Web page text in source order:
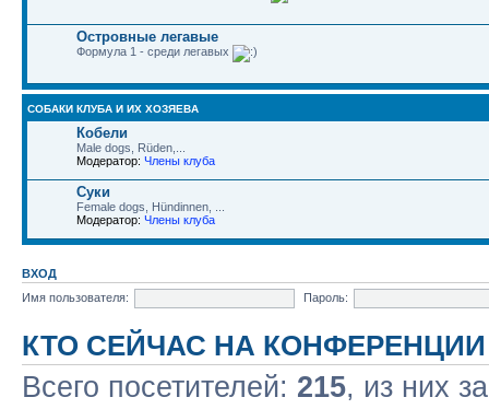
Островные легавые
Формула 1 - среди легавых
СОБАКИ КЛУБА И ИХ ХОЗЯЕВА
Кобели
Male dogs, Rüden,...
Модератор: Члены клуба
Суки
Female dogs, Hündinnen, ...
Модератор: Члены клуба
ВХОД
Имя пользователя:
Пароль:
КТО СЕЙЧАС НА КОНФЕРЕНЦИИ
Всего посетителей: 215, из них